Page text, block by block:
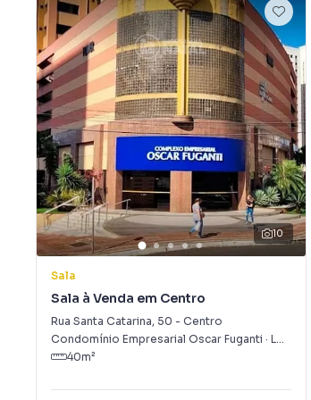
10
Sala
Sala à Venda em Centro
Rua Santa Catarina, 50 - Centro
Condomínio Empresarial Oscar Fuganti · Londrina
40m²